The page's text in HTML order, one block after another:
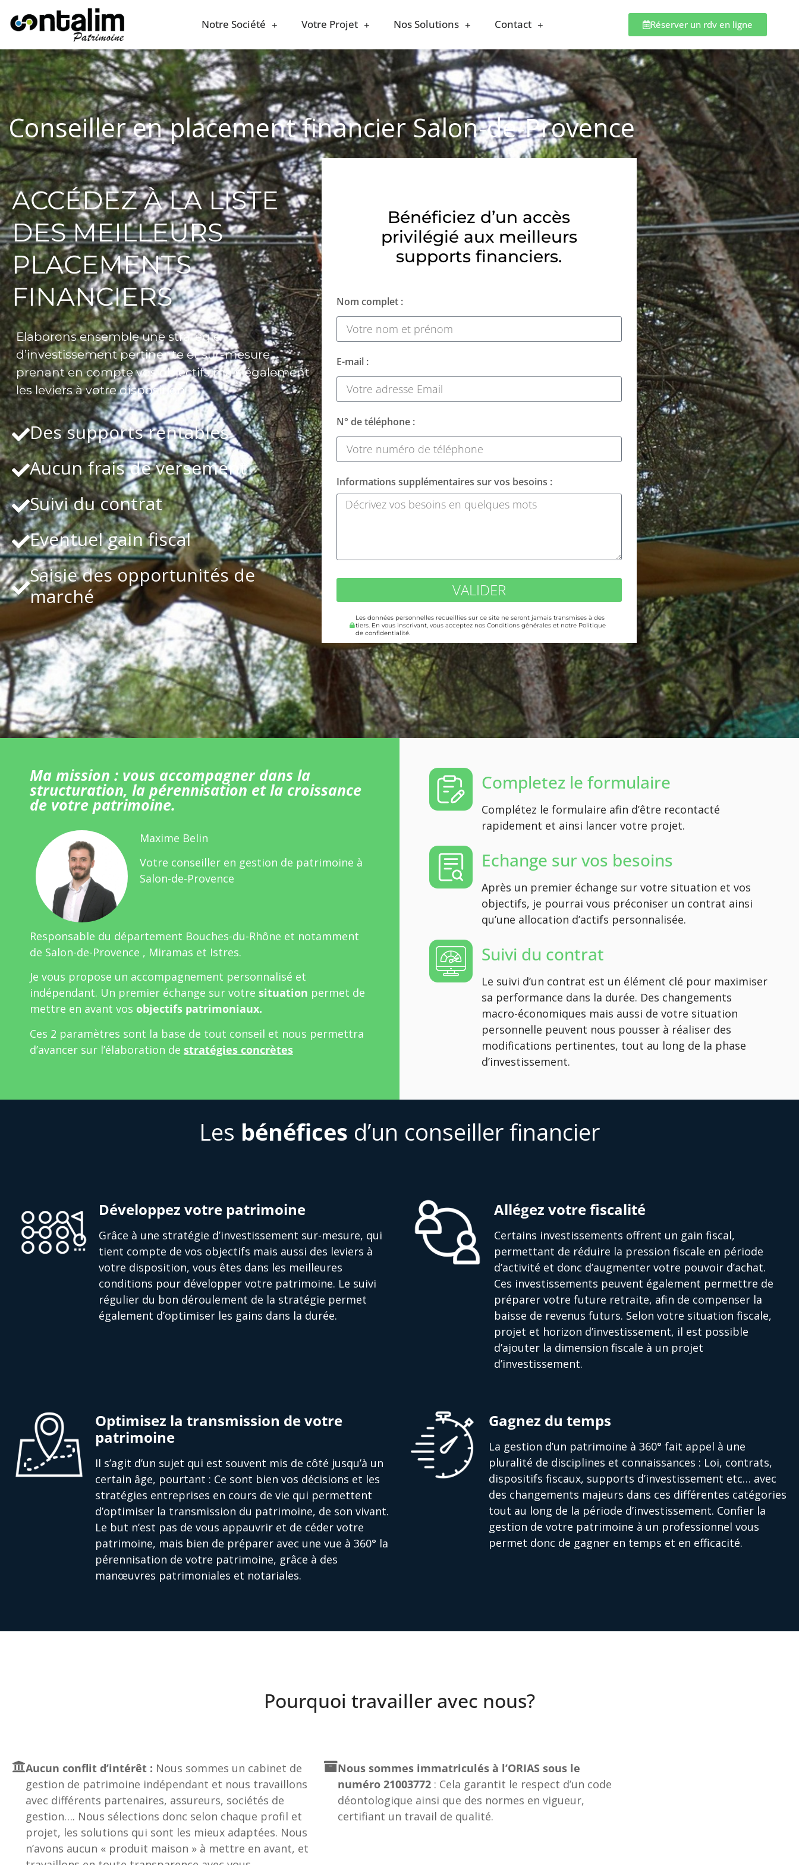
Notre Société Votre Projet Nos Solutions Contact Réserver un rdv en ligne
Conseiller en placement financier Salon-de-Provence
ACCÉDEZ À LA LISTE
DES MEILLEURS
PLACEMENTS
FINANCIERS
Elaborons ensemble une stratégie
d’investissement pertinente et sur-mesure,
prenant en compte vos objectifs mais également
les leviers à votre disposition
Des supports rentables
Aucun frais de versement
Suivi du contrat
Eventuel gain fiscal
Saisie des opportunités de
marché
Bénéficiez d’un accès
privilégié aux meilleurs
supports financiers.
Nom complet :
E-mail :
N° de téléphone :
Informations supplémentaires sur vos besoins :
VALIDER
Les données personnelles recueillies sur ce site ne seront jamais transmises à des
tiers. En vous inscrivant, vous acceptez nos Conditions générales et notre Politique
de confidentialité.
Ma mission : vous accompagner dans la
structuration, la pérennisation et la croissance
de votre patrimoine.
Maxime Belin
Votre conseiller en gestion de patrimoine à
Salon-de-Provence
Responsable du département Bouches-du-Rhône et notamment
de Salon-de-Provence , Miramas et Istres.
Je vous propose un accompagnement personnalisé et
indépendant. Un premier échange sur votre situation permet de
mettre en avant vos objectifs patrimoniaux.
Ces 2 paramètres sont la base de tout conseil et nous permettra
d’avancer sur l’élaboration de stratégies concrètes
Completez le formulaire
Complétez le formulaire afin d’être recontacté
rapidement et ainsi lancer votre projet.
Echange sur vos besoins
Après un premier échange sur votre situation et vos
objectifs, je pourrai vous préconiser un contrat ainsi
qu’une allocation d’actifs personnalisée.
Suivi du contrat
Le suivi d’un contrat est un élément clé pour maximiser
sa performance dans la durée. Des changements
macro-économiques mais aussi de votre situation
personnelle peuvent nous pousser à réaliser des
modifications pertinentes, tout au long de la phase
d’investissement.
Les bénéfices d’un conseiller financier
Développez votre patrimoine
Grâce à une stratégie d’investissement sur-mesure, qui
tient compte de vos objectifs mais aussi des leviers à
votre disposition, vous êtes dans les meilleures
conditions pour développer votre patrimoine. Le suivi
régulier du bon déroulement de la stratégie permet
également d’optimiser les gains dans la durée.
Allégez votre fiscalité
Certains investissements offrent un gain fiscal,
permettant de réduire la pression fiscale en période
d’activité et donc d’augmenter votre pouvoir d’achat.
Ces investissements peuvent également permettre de
préparer votre future retraite, afin de compenser la
baisse de revenus futurs. Selon votre situation fiscale,
projet et horizon d’investissement, il est possible
d’ajouter la dimension fiscale à un projet
d’investissement.
Optimisez la transmission de votre
patrimoine
Il s’agit d’un sujet qui est souvent mis de côté jusqu’à un
certain âge, pourtant : Ce sont bien vos décisions et les
stratégies entreprises en cours de vie qui permettent
d’optimiser la transmission du patrimoine, de son vivant.
Le but n’est pas de vous appauvrir et de céder votre
patrimoine, mais bien de préparer avec une vue à 360° la
pérennisation de votre patrimoine, grâce à des
manœuvres patrimoniales et notariales.
Gagnez du temps
La gestion d’un patrimoine à 360° fait appel à une
pluralité de disciplines et connaissances : Loi, contrats,
dispositifs fiscaux, supports d’investissement etc… avec
des changements majeurs dans ces différentes catégories
tout au long de la période d’investissement. Confier la
gestion de votre patrimoine à un professionnel vous
permet donc de gagner en temps et en efficacité.
Pourquoi travailler avec nous?
Aucun conflit d’intérêt : Nous sommes un cabinet de
gestion de patrimoine indépendant et nous travaillons
avec différents partenaires, assureurs, sociétés de
gestion…. Nous sélections donc selon chaque profil et
projet, les solutions qui sont les mieux adaptées. Nous
n’avons aucun « produit maison » à mettre en avant, et
Nous sommes immatriculés à l’ORIAS sous le
numéro 21003772: Cela garantit le respect d’un code
déontologique ainsi que des normes en vigueur,
certifiant un travail de qualité.